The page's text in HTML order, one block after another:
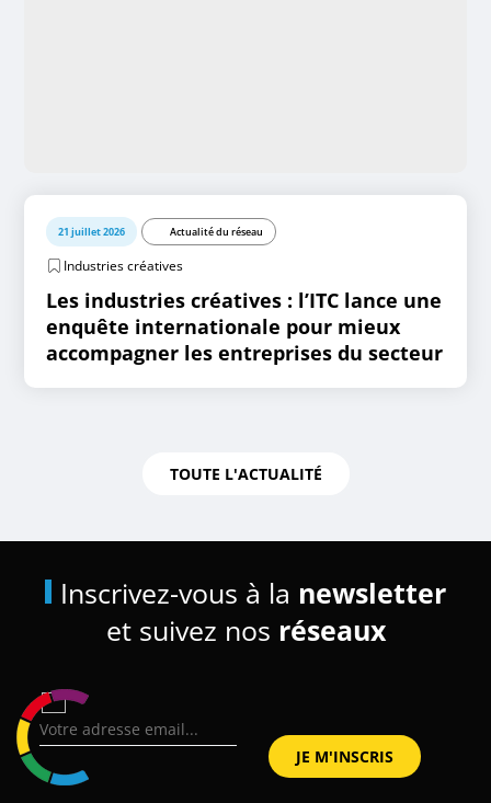
21 juillet 2026 Actualité du réseau
Industries créatives
Les industries créatives : l’ITC lance une
enquête internationale pour mieux
accompagner les entreprises du secteur
TOUTE L'ACTUALITÉ
Inscrivez-vous à la newsletter
et suivez nos réseaux